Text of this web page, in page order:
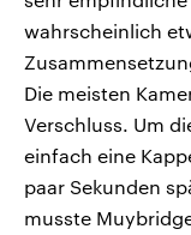
wahrscheinlich
Die meisten
Verschluss. Um
einfach eine
paar Sekunden
musste